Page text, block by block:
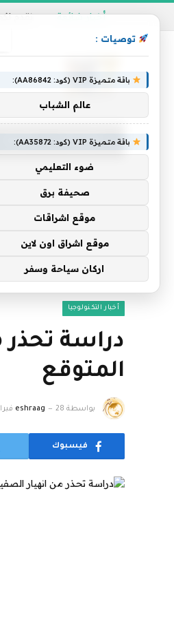
أخبار شائعة
الرئيسية كمبيوتر
الرئيسية»دراسة تحذر من انهيار
أخبار التكنولوجيا
دراسة تحذر
المتوقع
بواسطة eshraag 28 فبراير، 2023
فيسبوك
توصيات :
باقة متميزة VIP (كود: AA86842):
عالم الشباب
باقة متميزة VIP (كود: AA35872):
ضوء التعليمي
صحيفة برق
موقع اشراقات
موقع اشراق اون لاين
اركان سياحة وسفر